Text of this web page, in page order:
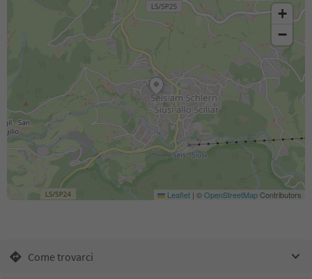
+
−
Leaflet | ©OpenStreetMapContributors
Come trovarci